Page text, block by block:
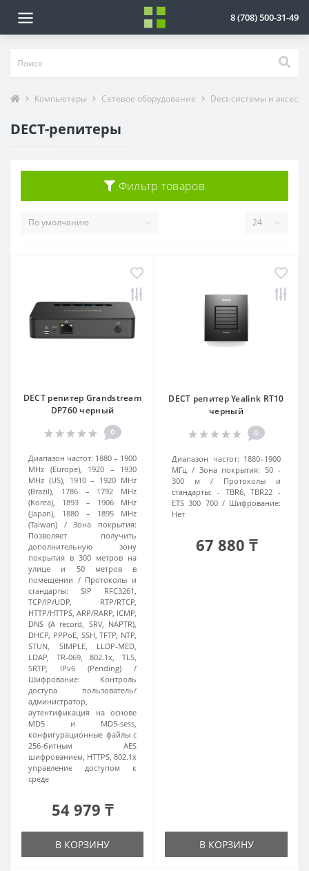
8 (708) 500-31-49
Компьютеры Сетевое оборудование Dect-системы и
DECT-репитеры
Фильтр товаров
DECT репитер Grandstream
DP760 черный
0
Диапазон частот: 1880 – 1900
MHz (Europe), 1920 – 1930
MHz (US), 1910 – 1920 MHz
(Brazil), 1786 – 1792 MHz
(Korea), 1893 – 1906 MHz
(Japan), 1880 – 1895 MHz
(Taiwan)
Зона покрытия:
Позволяет получить
дополнительную зону
покрытия в 300 метров на
улице и 50 метров в
помещении
Протоколы и
стандарты:
SIP RFC3261,
TCP/IP/UDP, RTP/RTCP,
HTTP/HTTPS, ARP/RARP, ICMP,
DNS (A record, SRV, NAPTR),
DHCP, PPPoE, SSH, TFTP, NTP,
STUN, SIMPLE, LLDP-MED,
LDAP, TR-069, 802.1x, TLS,
SRTP, IPv6 (Pending)
Шифрование:
Контроль
доступа пользователь/
администратор,
аутентификация на основе
MD5 и MD5-sess,
конфигурационные файлы с
256-битным AES
шифрованием, HTTPS, 802.1x
управление доступом к
среде
54 979 ₸
В КОРЗИНУ
DECT репитер Yealink RT10
черный
0
Диапазон частот: 1880–1900
МГц
Зона покрытия: 50 -
300 м
Протоколы и
стандарты: - TBR6, TBR22 -
ETS 300 700
Шифрование:
Нет
67 880 ₸
В КОРЗИНУ